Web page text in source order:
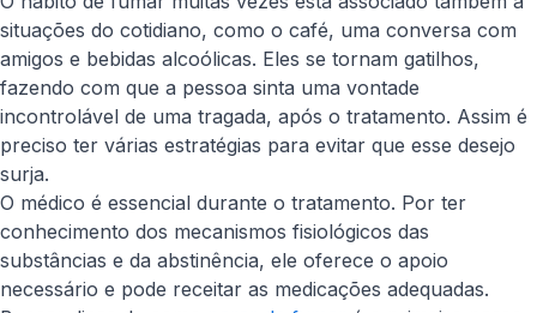
situações do cotidiano, como o café, uma conversa com
amigos e bebidas alcoólicas. Eles se tornam gatilhos,
fazendo com que a pessoa sinta uma vontade
incontrolável de uma tragada, após o tratamento. Assim é
preciso ter várias estratégias para evitar que esse desejo
surja.
O médico é essencial durante o tratamento. Por ter
conhecimento dos mecanismos fisiológicos das
substâncias e da abstinência, ele oferece o apoio
necessário e pode receitar as medicações adequadas.